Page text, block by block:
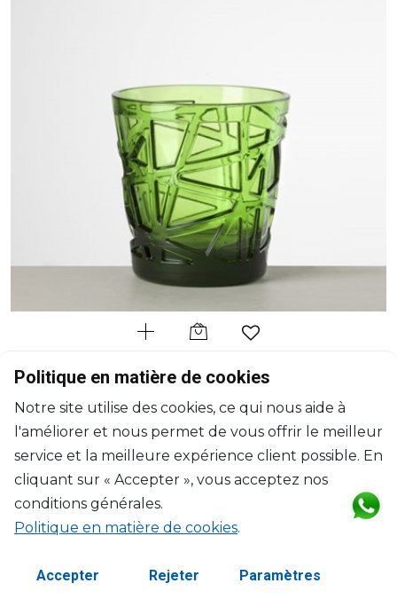
MARIO LUCA GIUSTI
Verre à eau vert
H: 10cm, D: 9.7cm
$30
Politique en matière de cookies
Notre site utilise des cookies, ce qui nous aide à
l'améliorer et nous permet de vous offrir le meilleur
service et la meilleure expérience client possible. En
cliquant sur « Accepter », vous acceptez nos
conditions générales.
Politique en matière de cookies.
Accepter Rejeter Paramètres